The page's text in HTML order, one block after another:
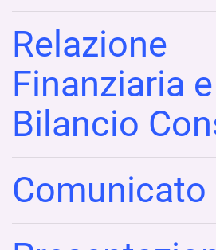
Relazione
Finanziaria e
Bilancio
Comunicato